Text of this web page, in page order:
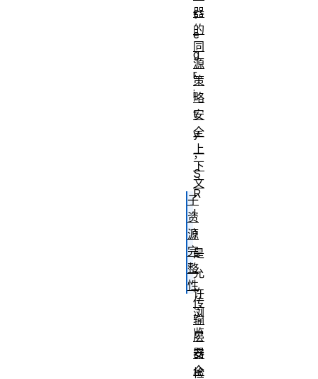
t
e
g
r
i
t
y
，
S
R
I
）
是
允
许
浏
览
器
检
器
的
同
源
策
略
安
全
上
下
文
子
资
源
完
整
性
传
输
层
安
全